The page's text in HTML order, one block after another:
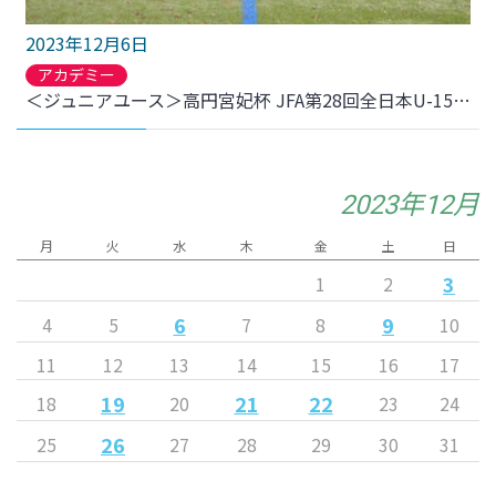
2023年12月6日
アカデミー
＜ジュニアユース＞高円宮妃杯 JFA第28回全日本U-15女子サッカー選手権大会について
2023年12月
月 火 水 木 金 土 日
1 2 3
4 5 6 7 8 9
10
11
12 13 14 15 16
17
18
19 20 21 22 23
24
25
26 27 28 29 30
31